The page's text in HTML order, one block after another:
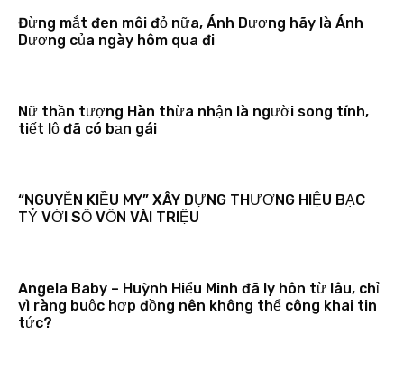
Đừng mắt đen môi đỏ nữa, Ánh Dương hãy là Ánh
Dương của ngày hôm qua đi
Nữ thần tượng Hàn thừa nhận là người song tính,
tiết lộ đã có bạn gái
“NGUYỄN KIỀU MY” XÂY DỰNG THƯƠNG HIỆU BẠC
TỶ VỚI SỐ VỐN VÀI TRIỆU
Angela Baby – Huỳnh Hiểu Minh đã ly hôn từ lâu, chỉ
vì ràng buộc hợp đồng nên không thể công khai tin
tức?